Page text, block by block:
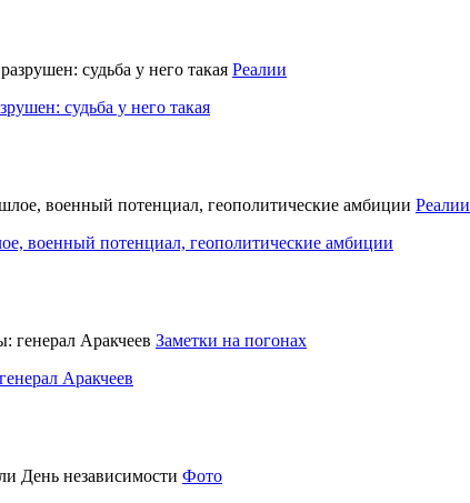
Реалии
судьба у него такая
Реалии
военный потенциал, геополитические амбиции
Заметки на погонах
Аракчеев
Фото